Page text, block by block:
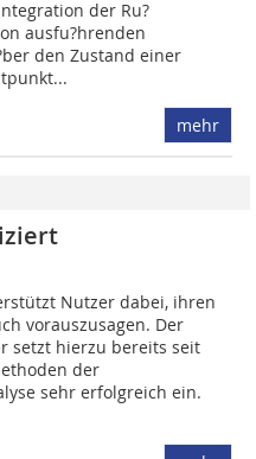
der Ru?
ausfu?hrenden
den Zustand einer
mehr
Nutzer dabei, ihren
vorauszusagen. Der
setzt hierzu bereits seit
der
sehr erfolgreich ein.